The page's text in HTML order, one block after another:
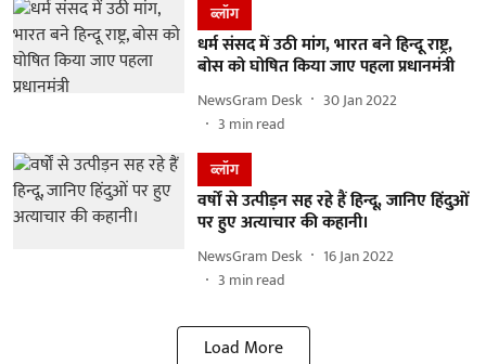
ब्लॉग
धर्म संसद में उठी मांग, भारत बने हिन्दू राष्ट्र,
बोस को घोषित किया जाए पहला प्रधानमंत्री
NewsGram Desk
30 Jan 2022
3 min read
ब्लॉग
वर्षों से उत्पीड़न सह रहे हैं हिन्दू, जानिए हिंदुओं
पर हुए अत्याचार की कहानी।
NewsGram Desk
16 Jan 2022
3 min read
Load More